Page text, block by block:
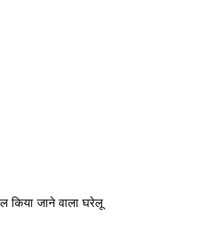
किया जाने वाला घरेलू